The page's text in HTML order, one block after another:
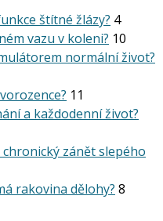
štítné žlázy? 4
vazu v koleni? 10
normální život?
11
a každodenní život?
zánět slepého
rakovina dělohy? 8